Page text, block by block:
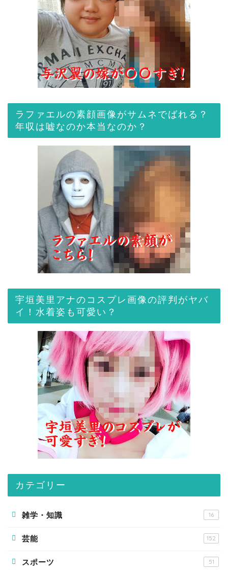
ラファエルの素顔画像がサムネでばれる？
年収は嘘なのか本当なのか？
宇垣美里アナのコスプレ画像の評判がヤバ
イ！水着姿も可愛い？
カテゴリー
雑学・知識 16
芸能 152
スポーツ 51